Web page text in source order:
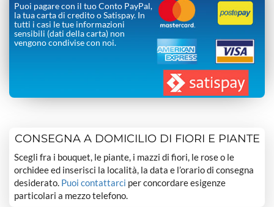
Puoi pagare con il tuo Conto PayPal,
la tua carta di credito o Satispay. In
tutti i casi le tue informazioni
sensibili (dati della carta) non
vengono condivise con noi.
CONSEGNA A DOMICILIO DI FIORI E PIANTE
Scegli fra i bouquet, le piante, i mazzi di fiori, le rose o le
orchidee ed inserisci la località, la data e l’orario di consegna
desiderato. Puoi contattarci per concordare esigenze
particolari a mezzo telefono.